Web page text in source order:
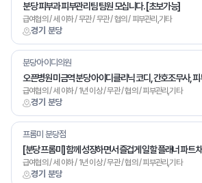
경기 분당
분당 피부과 피부관리팀 팀원 모십니다. [초보가능]
급여협의 / 세 이하 / 무관 / 무관 / 협의 / 피부관리,기타
경기 분당
분당아이디의원
오픈병원 미금역 분당 아이디클리닉 코디, 간호조무사,
급여협의 / 세 이하 / 1년 이상 / 무관 / 협의 / 피부관리,기타
경기 분당
프롬미 분당점
[분당 프롬미] 함께 성장하면서 즐겁게 일할 플래너 파트
급여협의 / 세 이하 / 1년 이상 / 무관 / 협의 / 피부관리,기타